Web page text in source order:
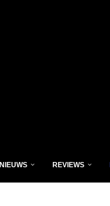
NIEUWS REVIEWS